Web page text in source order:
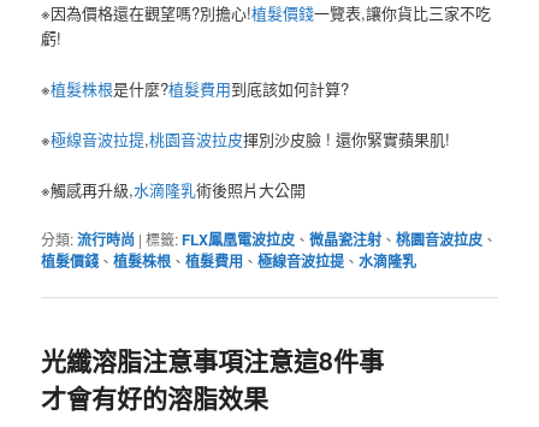
※因為價格還在觀望嗎?別擔心!植髮價錢一覽表,讓你貨比三家不吃
虧!
※植髮株根是什麼?植髮費用到底該如何計算?
※極線音波拉提,桃園音波拉皮揮別沙皮臉 ! 還你緊實蘋果肌!
※觸感再升級,水滴隆乳術後照片大公開
分類:流行時尚 |標籤:FLX鳳凰電波拉皮 、微晶瓷注射 、桃園音波拉皮 、
植髮價錢 、植髮株根 、植髮費用 、極線音波拉提 、水滴隆乳
光纖溶脂注意事項注意這8件事
才會有好的溶脂效果